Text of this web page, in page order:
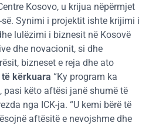
Kosovo, u krijua nëpërmjet
së. Synimi i projektit ishte krijimi i
lulëzimi i biznesit në Kosovë
dhe novacionit, si dhe
bizneset e reja dhe ato
kërkuara “Ky program ka
pasi këto aftësi janë shumë të
nga ICK-ja. “U kemi bërë të
aftësitë e nevojshme dhe